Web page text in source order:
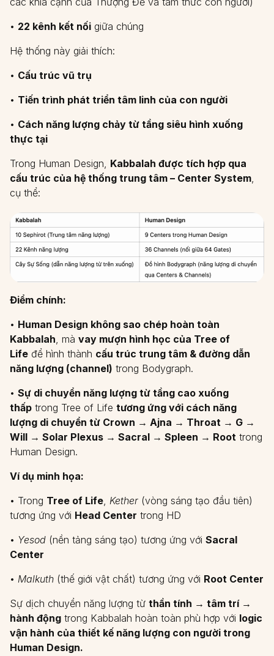
• 22 kênh kết nối giữa chúng
Hệ thống này giải thích:
• Cấu trúc vũ trụ
• Tiến trình phát triển tâm linh của con người
• Cách năng lượng chảy từ tầng siêu hình xuống
thực tại
Trong Human Design, Kabbalah được tích hợp qua
cấu trúc của hệ thống trung tâm – Center System,
cụ thể:
Điểm chính:
• Human Design không sao chép hoàn toàn
Kabbalah , mà vay mượn hình học của Tree of
Life để hình thành cấu trúc trung tâm & đường dẫn
năng lượng (channel) trong Bodygraph.
• Sự di chuyển năng lượng từ tầng cao xuống
thấp trong Tree of Life tương ứng với cách năng
lượng di chuyển từ Crown → Ajna → Throat → G →
Will → Solar Plexus → Sacral → Spleen → Root trong
Human Design.
Ví dụ minh họa:
• Trong Tree of Life Kether (vòng sáng tạo đầu tiên)
tương ứng với Head Center trong HD
• Yesod (nền tảng sáng tạo) tương ứng với Sacral
Center
• Malkuth (thế giới vật chất) tương ứng với Root Center
Sự dịch chuyển năng lượng từ thần tính → tâm trí →
hành động trong Kabbalah hoàn toàn phù hợp với logic
vận hành của thiết kế năng lượng con người trong
Human Design.